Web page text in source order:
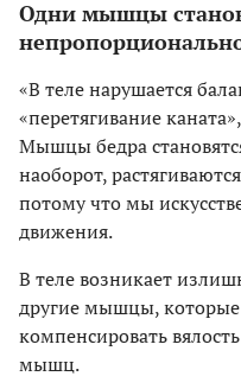
Одни мышцы
«В теле нарушается
«перетягивание
Мышцы бедра
наоборот,
потому что мы
движения.
В теле возникает
другие мышцы, которые
компенсировать
мышц.